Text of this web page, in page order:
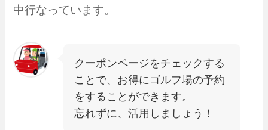
中行なっています。
クーポンページをチェックする
ことで、お得にゴルフ場の予約
をすることができます。
忘れずに、活用しましょう！